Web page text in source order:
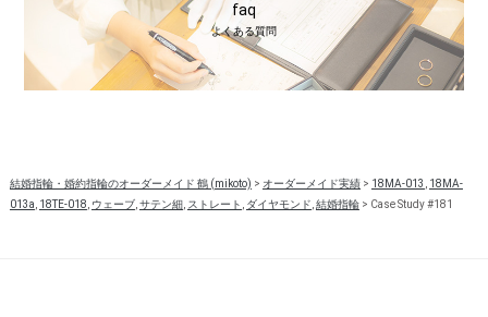
faq
よくある質問
結婚指輪・婚約指輪のオーダーメイド 鶴 (mikoto) > オーダーメイド実績> 18MA-013
18MA-
013a 18TE-018 ウェーブ, サテン細, ストレート ダイヤモンド 結婚指輪> Case Study #181